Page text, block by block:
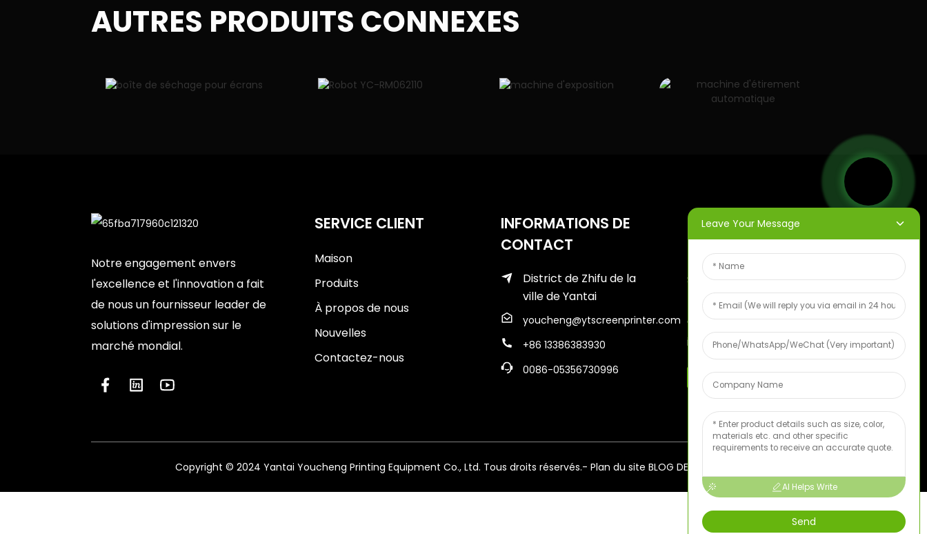
AUTRES PRODUITS CONNEXES
Notre engagement envers
l'excellence et l'innovation a fait
de nous un fournisseur leader de
solutions d'impression sur le
marché mondial.
SERVICE CLIENT
Maison
Produits
À propos de nous
Nouvelles
Contactez-nous
INFORMATIONS DE
CONTACT
District de Zhifu de la
ville de Yantai
youcheng@ytscreenprinter.com
+86 13386383930
0086-05356730996
BULLETINS
D'INFORMATION
Saisissez votre adresse e-
mail et nous vous
enverrons les dernières
informations sur nos offres.
Échantillon De Fruits Gratuit
Copyright © 2024 Yantai Youcheng Printing Equipment Co., Ltd. Tous droits réservés.- Plan du site BLOG DE PREMIER PLAN
Leave Your Message
AI Helps Write
Send